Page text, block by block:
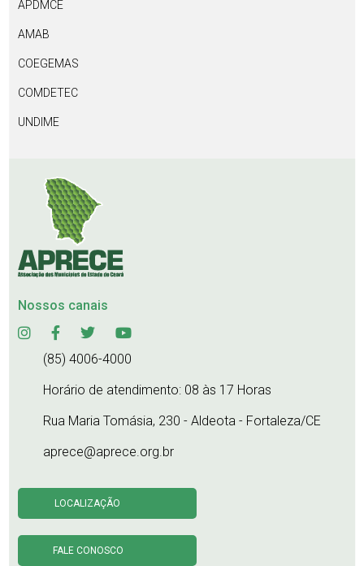
APDMCE
AMAB
COEGEMAS
COMDETEC
UNDIME
Nossos canais
(85) 4006-4000
Horário de atendimento: 08 às 17 Horas
Rua Maria Tomásia, 230 - Aldeota - Fortaleza/CE
aprece@aprece.org.br
LOCALIZAÇÃO
FALE CONOSCO